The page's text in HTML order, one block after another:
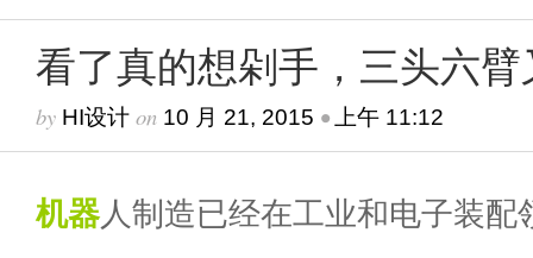
看了真的想剁手，三头六
by HI设计 on 10 月 21, 2015 • 上午 11:12
机器人制造已经在工业和电子装配